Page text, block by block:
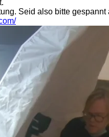
Seid also bitte